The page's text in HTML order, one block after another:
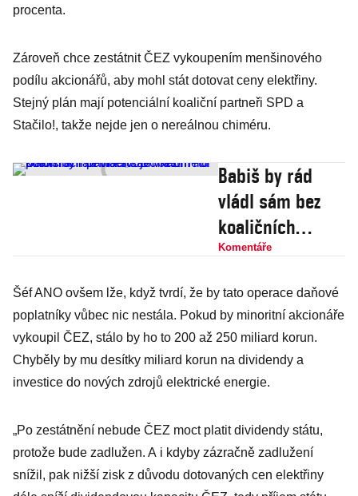
procenta.
Zároveň chce zestátnit ČEZ vykoupením menšinového
podílu akcionářů, aby mohl stát dotovat ceny elektřiny.
Stejný plán mají potenciální koaliční partneři SPD a
Stačilo!, takže nejde jen o nereálnou chiméru.
Babiš by rád
vládl sám bez
koaličních
partnerů. Do
ani nemá svoje
vlastní lidi
Komentáře
Šéf ANO ovšem lže, když tvrdí, že by tato operace daňové
poplatníky vůbec nic nestála. Pokud by minoritní akcionáře
vykoupil ČEZ, stálo by ho to 200 až 250 miliard korun.
Chyběly by mu desítky miliard korun na dividendy a
investice do nových zdrojů elektrické energie.
„Po zestátnění nebude ČEZ moct platit dividendy státu,
protože bude zadlužen. A i kdyby zázračně zadlužení
snížil, pak nižší zisk z důvodu dotovaných cen elektřiny